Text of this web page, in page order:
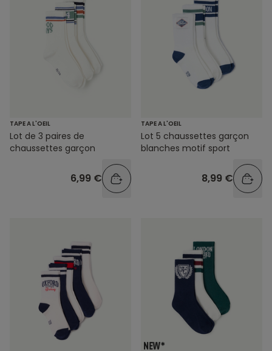
TAPE A L'OEIL
Lot de 3 paires de
chaussettes garçon
6,99 €
TAPE A L'OEIL
Lot 5 chaussettes garçon
blanches motif sport
8,99 €